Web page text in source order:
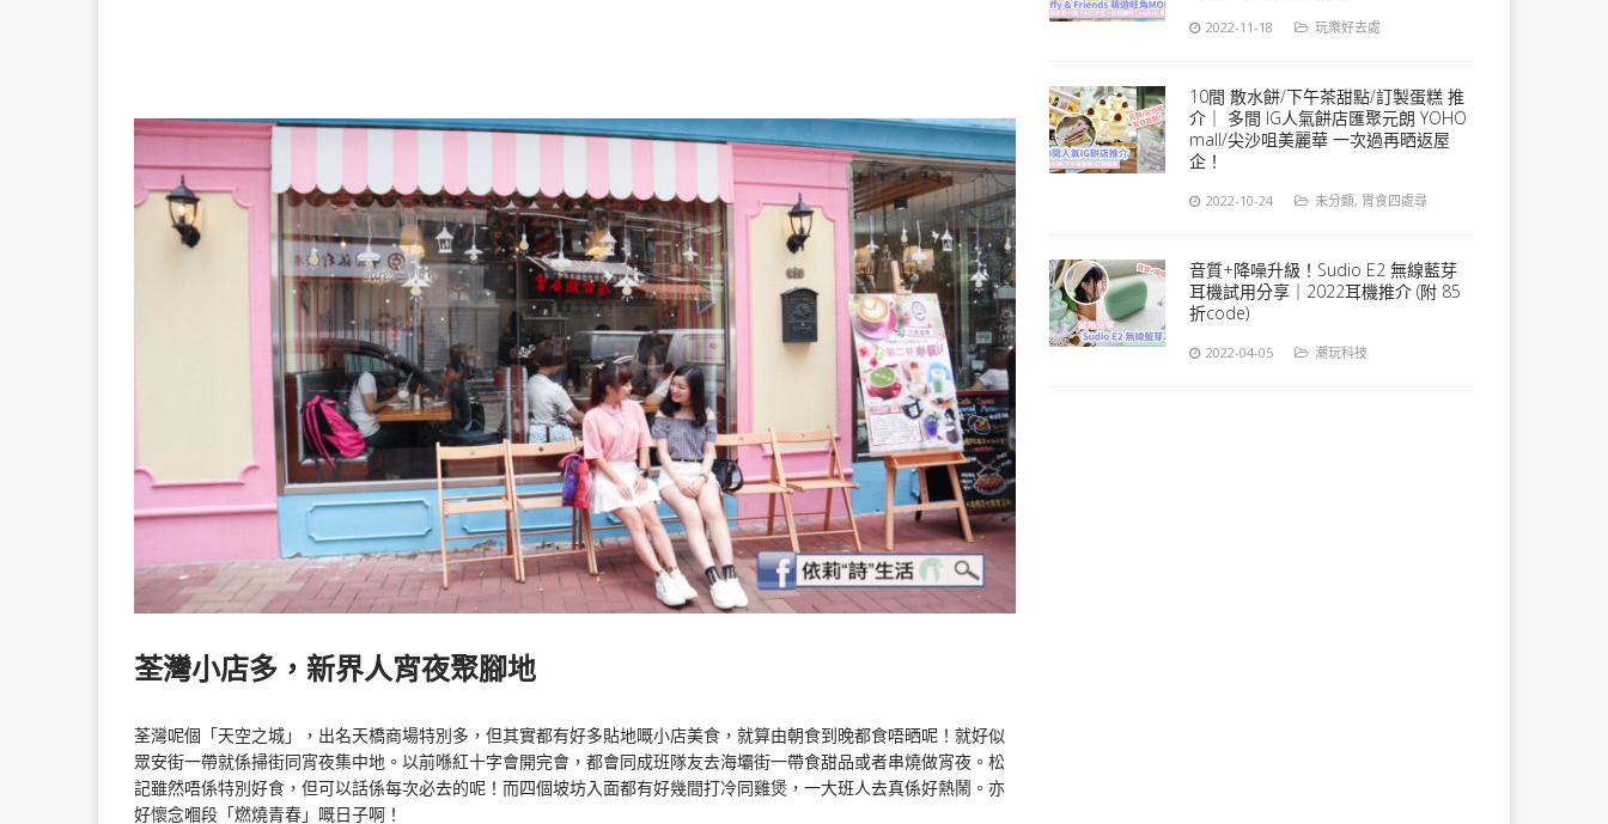
荃灣小店多，新界人宵夜聚腳地
荃灣呢個「天空之城」，出名天橋商場特別多，但其實都有好多貼地嘅小店美食，就算由朝食到晚都食唔晒呢！就好似
眾安街一帶就係掃街同宵夜集中地。以前喺紅十字會開完會，都會同成班隊友去海壩街一帶食甜品或者串燒做宵夜。松
記雖然唔係特別好食，但可以話係每次必去的呢！而四個坡坊入面都有好幾間打冷同雞煲，一大班人去真係好熱鬧。亦
好懷念嗰段「燃燒青春」嘅日子啊！
2022-11-18 玩樂好去處
10間 散水餅/下午茶甜點/訂製蛋糕 推
介｜ 多間 IG人氣餅店匯聚元朗 YOHO
mall/尖沙咀美麗華 一次過再晒返屋
企！
2022-10-24 未分類, 胃食四處尋
音質+降噪升級！Sudio E2 無線藍芽
耳機試用分享｜2022耳機推介 (附 85
折code)
2022-04-05 潮玩科技